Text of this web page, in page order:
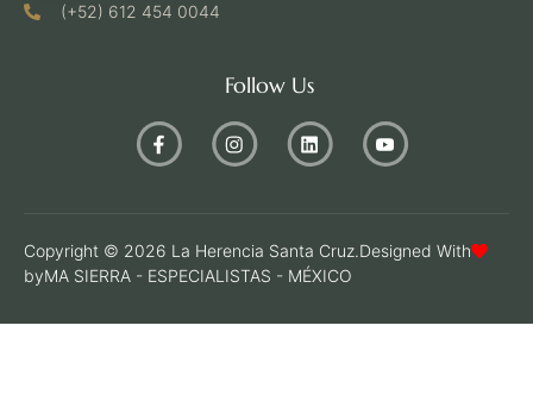
(+52) 612 454 0044
Follow Us
Copyright © 2026 La Herencia Santa Cruz.Designed With
byMA SIERRA - ESPECIALISTAS - MÉXICO